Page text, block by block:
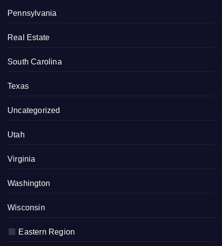
Pennsylvania
Real Estate
South Carolina
Texas
Uncategorized
Utah
Virginia
Washington
Wisconsin
Eastern Region